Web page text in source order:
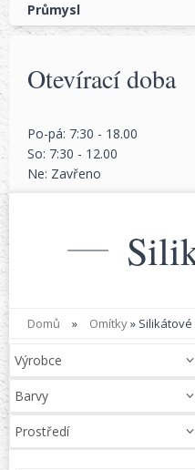
Průmysl
Otevírací doba
Po-pá: 7:30 - 18.00
So: 7:30 - 12.00
Ne: Zavřeno
Domů » Omítky» Silikátové
Výrobce
Barvy
Prostředí